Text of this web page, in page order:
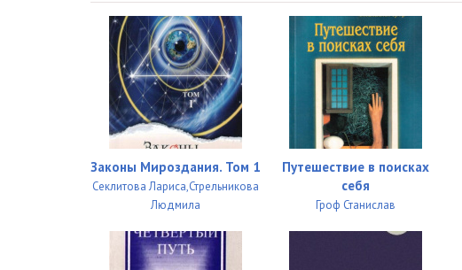
Законы Мироздания. Том 1
Секлитова Лариса,Стрельникова
Людмила
Путешествие в поисках
себя
Гроф Станислав